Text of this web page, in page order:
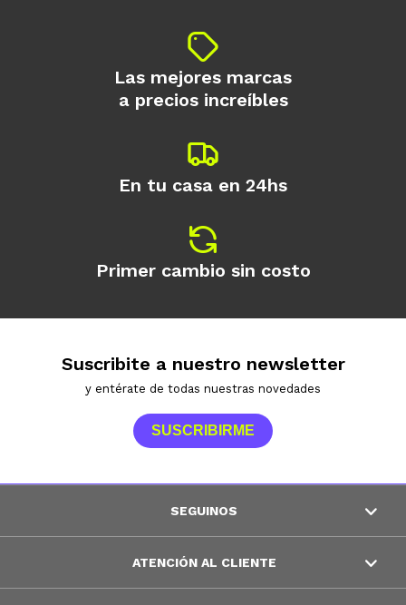
Las mejores marcas
a precios increíbles
En tu casa en 24hs
Primer cambio sin costo
Suscribite a nuestro newsletter
y entérate de todas nuestras novedades
SUSCRIBIRME
SEGUINOS
ATENCIÓN AL CLIENTE